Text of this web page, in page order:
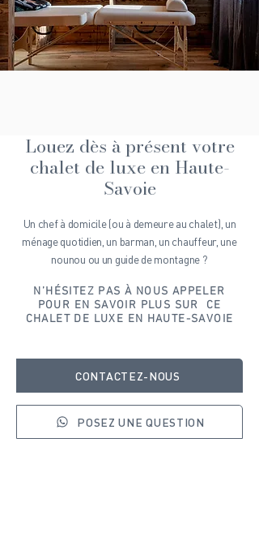
Louez dès à présent votre
chalet de luxe en Haute-
Savoie
Un chef à domicile (ou à demeure au chalet), un
ménage quotidien, un barman, un chauffeur, une
nounou ou un guide de montagne ?
N’HÉSITEZ PAS À NOUS APPELER
POUR EN SAVOIR PLUS SUR CE
CHALET DE LUXE EN HAUTE-SAVOIE
CONTACTEZ-NOUS
POSEZ UNE QUESTION